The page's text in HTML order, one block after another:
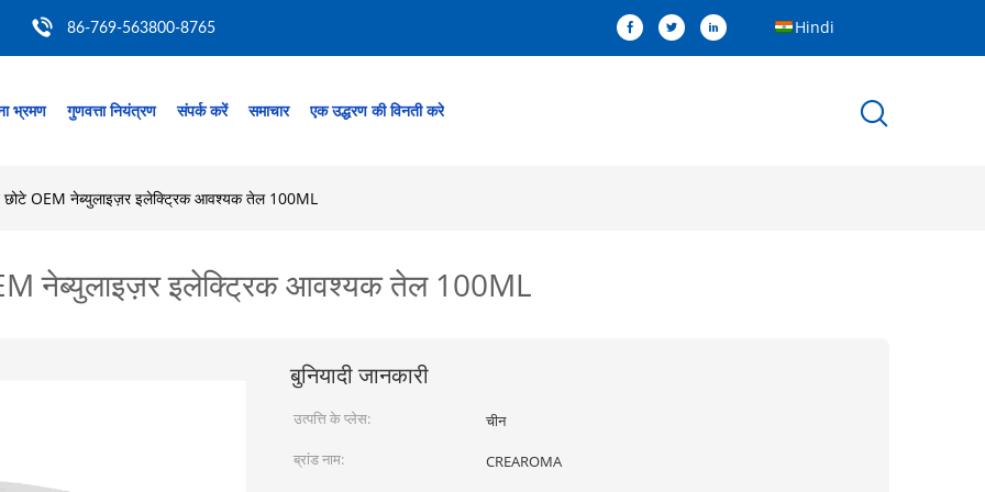
86-769-563800-8765 Hindi
भ्रमण गुणवत्ता नियंत्रण संपर्क करें समाचार एक उद्धरण की विनती करे
छोटे OEM नेब्युलाइज़र इलेक्ट्रिक आवश्यक तेल 100ML
नेब्युलाइज़र इलेक्ट्रिक आवश्यक तेल 100ML
बुनियादी जानकारी
उत्पत्ति के प्लेस:
चीन
ब्रांड नाम:
CREAROMA